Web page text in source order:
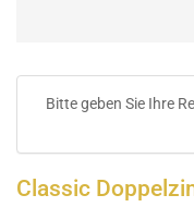
Bitte geben Sie Ihre
Classic